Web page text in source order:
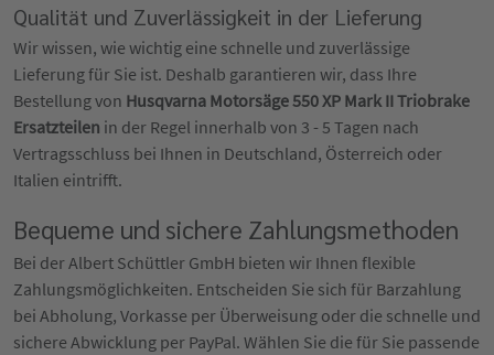
Qualität und Zuverlässigkeit in der Lieferung
Wir wissen, wie wichtig eine schnelle und zuverlässige
Lieferung für Sie ist. Deshalb garantieren wir, dass Ihre
Bestellung von Husqvarna Motorsäge 550 XP Mark II Triobrake
Ersatzteilen in der Regel innerhalb von 3 - 5 Tagen nach
Vertragsschluss bei Ihnen in Deutschland, Österreich oder
Italien eintrifft.
Bequeme und sichere Zahlungsmethoden
Bei der Albert Schüttler GmbH bieten wir Ihnen flexible
Zahlungsmöglichkeiten. Entscheiden Sie sich für Barzahlung
bei Abholung, Vorkasse per Überweisung oder die schnelle und
sichere Abwicklung per PayPal. Wählen Sie die für Sie passende